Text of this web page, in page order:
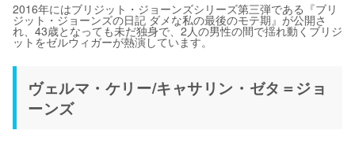
2016年にはブリジット・ジョーンズシリーズ第三弾である『ブリ
ジット・ジョーンズの日記 ダメな私の最後のモテ期』が公開さ
れ、43歳となっても未だ独身で、2人の男性の間で揺れ動くブリジ
ットをゼルウィガーが熱演しています。
ヴェルマ・ケリー/キャサリン・ゼタ＝ジョ
ーンズ